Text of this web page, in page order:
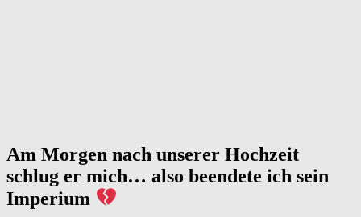
Am Morgen nach unserer Hochzeit
schlug er mich… also beendete ich sein
Imperium